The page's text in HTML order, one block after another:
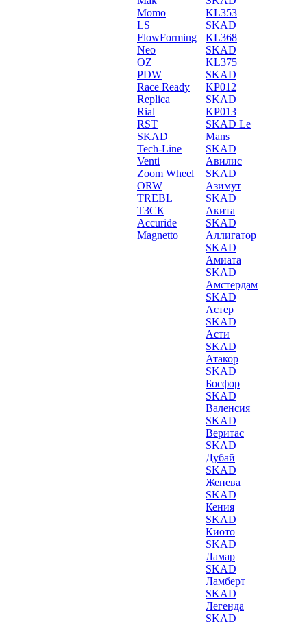
Momo
LS
FlowForming
Neo
OZ
PDW
Race Ready
Replica
Rial
RST
SKAD
Tech-Line
Venti
Zoom Wheel
ORW
TREBL
ТЗСК
Accuride
Magnetto
KL353
SKAD
KL368
SKAD
KL375
SKAD
KP012
SKAD
KP013
SKAD Le
Mans
SKAD
Авилис
SKAD
Азимут
SKAD
Акита
SKAD
Аллигатор
SKAD
Амиата
SKAD
Амстердам
SKAD
Астер
SKAD
Асти
SKAD
Атакор
SKAD
Босфор
SKAD
Валенсия
SKAD
Веритас
SKAD
Дубай
SKAD
Женева
SKAD
Кения
SKAD
Киото
SKAD
Ламар
SKAD
Ламберт
SKAD
Легенда
SKAD